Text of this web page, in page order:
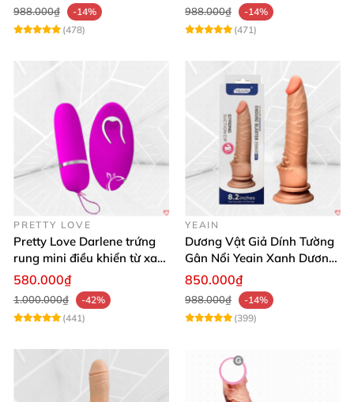
988.000₫
-14%
(478)
988.000₫
-14%
(471)
PRETTY LOVE
Pretty Love Darlene trứng
rung mini điều khiển từ xa
12 chế độ rung mạnh
580.000₫
1.000.000₫
-42%
(441)
YEAIN
Dương Vật Giả Dính Tường
Gân Nổi Yeain Xanh Dương
8.2 Siêu Thật
850.000₫
988.000₫
-14%
(399)